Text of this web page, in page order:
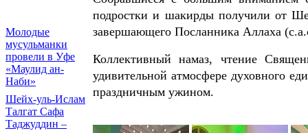
Молодые
мусульманки
провели в Уфе
«Маулид ан-
Наби»
Шейх-уль-Ислам
Талгат Сафа
Таджуддин –
подростки и шакирды получили от
завершающего Посланника Аллаха
Коллективный намаз, чтение
удивительной атмосфере духовного
праздничным ужином.